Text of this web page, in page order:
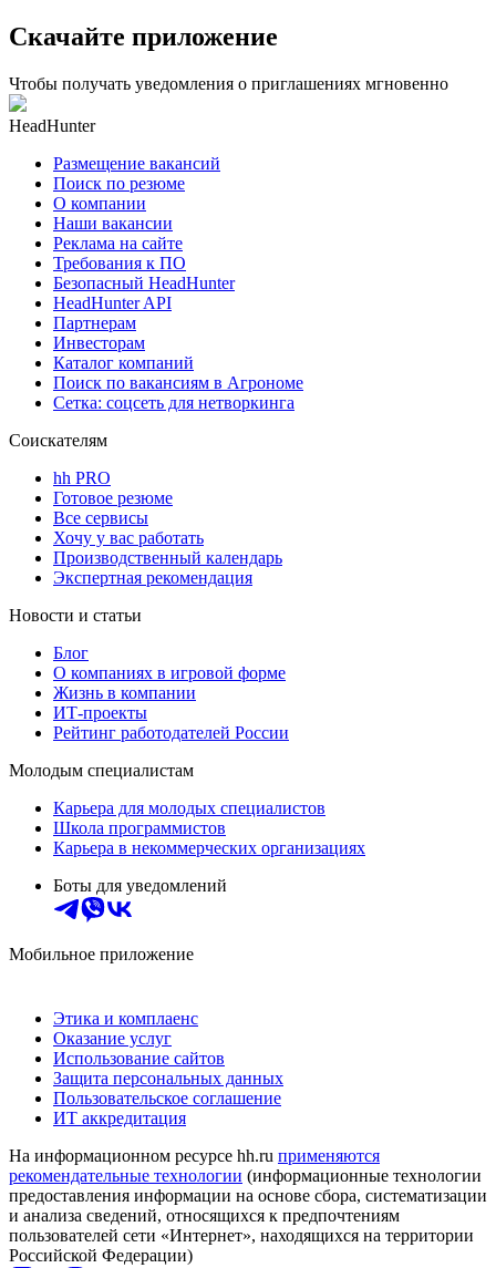
Скачайте приложение
Чтобы получать уведомления о приглашениях мгновенно
HeadHunter
Размещение вакансий
Поиск по резюме
О компании
Наши вакансии
Реклама на сайте
Требования к ПО
Безопасный HeadHunter
HeadHunter API
Партнерам
Инвесторам
Каталог компаний
Поиск по вакансиям в Агрономе
Сетка: соцсеть для нетворкинга
Соискателям
hh PRO
Готовое резюме
Все сервисы
Хочу у вас работать
Производственный календарь
Экспертная рекомендация
Новости и статьи
Блог
О компаниях в игровой форме
Жизнь в компании
ИТ-проекты
Рейтинг работодателей России
Молодым специалистам
Карьера для молодых специалистов
Школа программистов
Карьера в некоммерческих организациях
Боты для уведомлений
Мобильное приложение
Этика и комплаенс
Оказание услуг
Использование сайтов
Защита персональных данных
Пользовательское соглашение
ИТ аккредитация
На информационном ресурсе hh.ru применяются
рекомендательные технологии (информационные технологии
предоставления информации на основе сбора, систематизации
и анализа сведений, относящихся к предпочтениям
пользователей сети «Интернет», находящихся на территории
Российской Федерации)